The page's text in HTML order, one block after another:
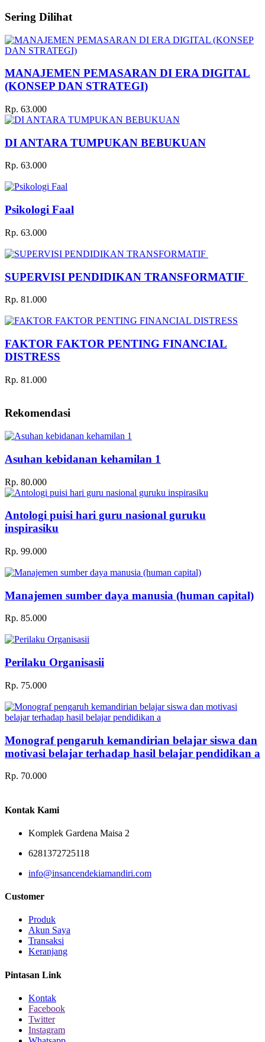
Sering Dilihat
MANAJEMEN PEMASARAN DI ERA DIGITAL
(KONSEP DAN STRATEGI)
Rp. 63.000
DI ANTARA TUMPUKAN BEBUKUAN
Rp. 63.000
Psikologi Faal
Rp. 63.000
SUPERVISI PENDIDIKAN TRANSFORMATIF
Rp. 81.000
FAKTOR FAKTOR PENTING FINANCIAL
DISTRESS
Rp. 81.000
Rekomendasi
Asuhan kebidanan kehamilan 1
Rp. 80.000
Antologi puisi hari guru nasional guruku
inspirasiku
Rp. 99.000
Manajemen sumber daya manusia (human capital)
Rp. 85.000
Perilaku Organisasii
Rp. 75.000
Monograf pengaruh kemandirian belajar siswa dan
motivasi belajar terhadap hasil belajar pendidikan a
Rp. 70.000
Kontak Kami
Komplek Gardena Maisa 2
6281372725118
info@insancendekiamandiri.com
Customer
Produk
Akun Saya
Transaksi
Keranjang
Pintasan Link
Kontak
Facebook
Twitter
Instagram